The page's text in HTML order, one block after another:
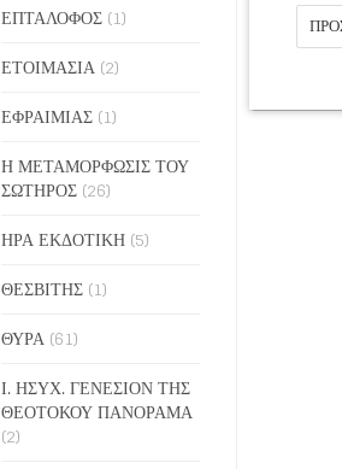
ΕΠΤΑΛΟΦΟΣ (1)
ΕΤΟΙΜΑΣΙΑ (2)
ΕΦΡΑΙΜΙΑΣ (1)
Η ΜΕΤΑΜΟΡΦΩΣΙΣ ΤΟΥ
ΣΩΤΗΡΟΣ (26)
ΗΡΑ ΕΚΔΟΤΙΚΗ (5)
ΘΕΣΒΙΤΗΣ (1)
ΘΥΡΑ (61)
Ι. ΗΣΥΧ. ΓΕΝΕΣΙΟΝ ΤΗΣ
ΘΕΟΤΟΚΟΥ ΠΑΝΟΡΑΜΑ
(2)